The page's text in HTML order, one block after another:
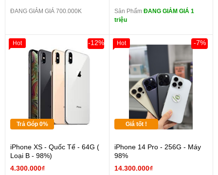
ĐANG GIẢM GIÁ 700.000K Sản Phẩm ĐANG GIẢM GIÁ 1
triệu
Trả Góp 0%
iPhone XS - Quốc Tế - 64G (
Loại B - 98%)
4.300.000₫
-12%
Hot
Giá tốt !
iPhone 14 Pro - 256G - Máy
98%
14.300.000₫
-7%
Hot